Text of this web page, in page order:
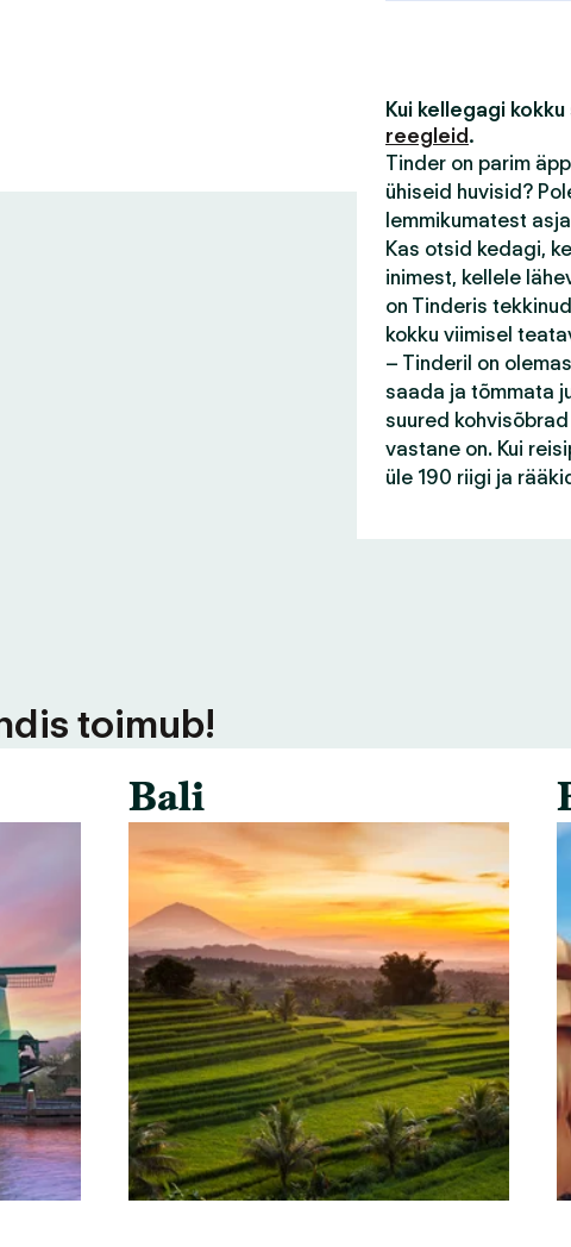
Kui kellegagi
reegleid .
Tinder on parim
ühiseid huvisid?
lemmikumatest
Kas otsid kedagi,
inimest, kellele
on Tinderis
kokku viimisel
– Tinderil on
saada ja tõmmata
suured
vastane on. Kui
üle 190 riigi ja
toimub!
Bali